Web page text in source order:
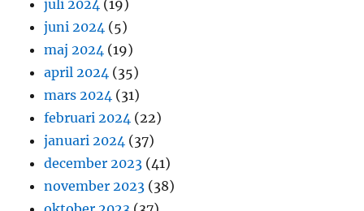
juli 2024 (19)
juni 2024 (5)
maj 2024 (19)
april 2024 (35)
mars 2024 (31)
februari 2024 (22)
januari 2024 (37)
december 2023 (41)
november 2023 (38)